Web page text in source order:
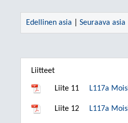
Edellinen asia Seuraava asia
Liitteet
Liite 11 L117a
Liite 12 L117a